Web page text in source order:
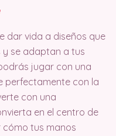
dar vida a diseños que
y se adaptan a tus
jugar con una
perfectamente con la
con una
en el centro de
cómo tus manos